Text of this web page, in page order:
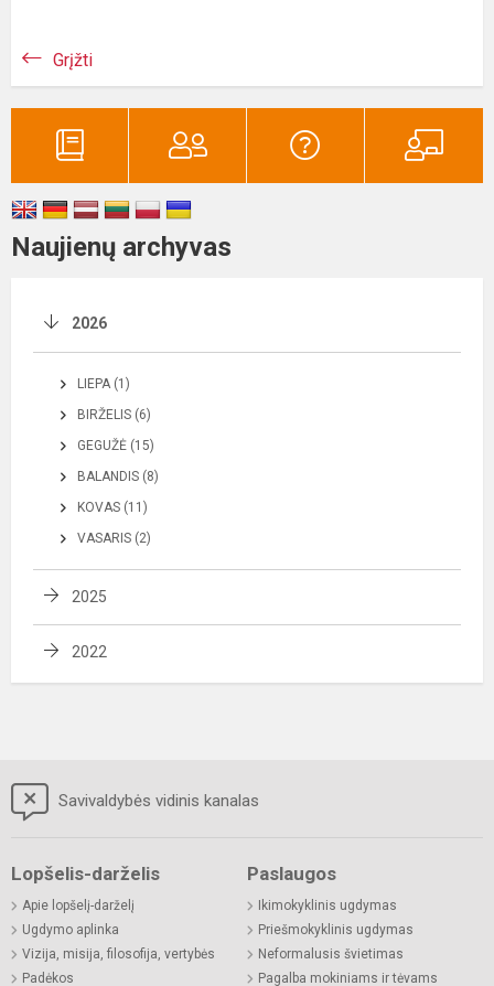
Grįžti
Naujienų archyvas
2026
LIEPA (1)
BIRŽELIS (6)
GEGUŽĖ (15)
BALANDIS (8)
KOVAS (11)
VASARIS (2)
2025
2022
Savivaldybės vidinis kanalas
Lopšelis-darželis
Apie lopšelį-darželį
Ugdymo aplinka
Vizija, misija, filosofija, vertybės
Padėkos
Paslaugos
Ikimokyklinis ugdymas
Priešmokyklinis ugdymas
Neformalusis švietimas
Pagalba mokiniams ir tėvams